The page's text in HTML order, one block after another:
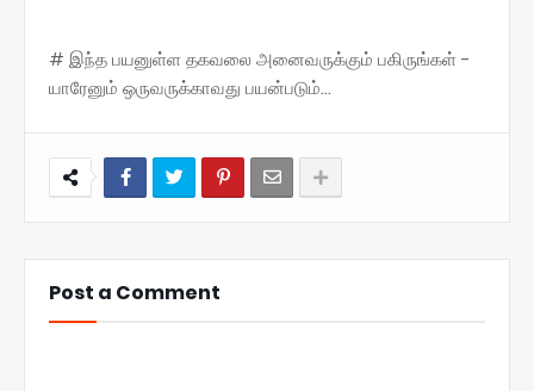
# இந்த பயனுள்ள தகவலை அனைவருக்கும் பகிருங்கள் -
யாரேனும் ஒருவருக்காவது பயன்படும்...
Post a Comment